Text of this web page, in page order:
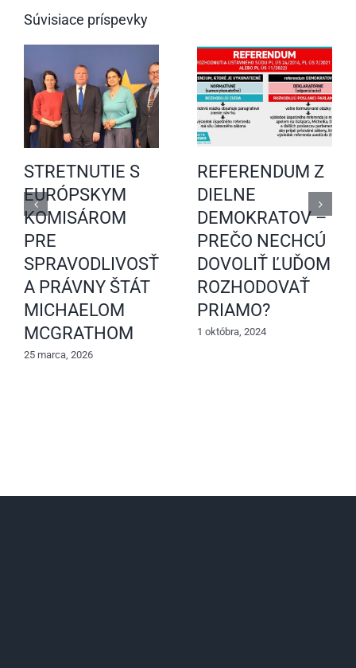
Súvisiace príspevky
STRETNUTIE S
EURÓPSKYM
KOMISÁROM
PRE
SPRAVODLIVOSŤ
A PRÁVNY ŠTÁT
MICHAELOM
MCGRATHOM
25 marca, 2026
REFERENDUM Z
DIELNE
DEMOKRATOV –
PREČO NECHCÚ
DOVOLIŤ ĽUĎOM
ROZHODOVAŤ
PRIAMO?
1 októbra, 2024